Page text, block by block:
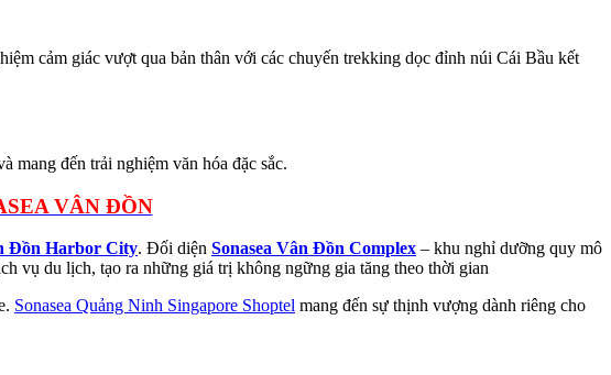
cảm giác vượt qua bản thân với các chuyến trekking dọc đỉnh núi Cái Bầu kết
mang đến trải nghiệm văn hóa đặc sắc.
VÂN ĐỒN
Đồn Harbor City. Đối diện Sonasea Vân Đồn Complex – khu nghỉ dưỡng quy mô
vụ du lịch, tạo ra những giá trị không ngững gia tăng theo thời gian
Sonasea Quảng Ninh Singapore Shoptel mang đến sự thịnh vượng dành riêng cho